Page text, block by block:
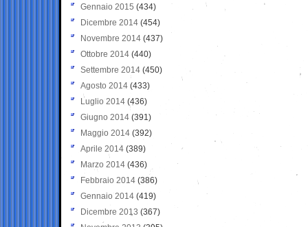
Gennaio 2015 (434)
Dicembre 2014 (454)
Novembre 2014 (437)
Ottobre 2014 (440)
Settembre 2014 (450)
Agosto 2014 (433)
Luglio 2014 (436)
Giugno 2014 (391)
Maggio 2014 (392)
Aprile 2014 (389)
Marzo 2014 (436)
Febbraio 2014 (386)
Gennaio 2014 (419)
Dicembre 2013 (367)